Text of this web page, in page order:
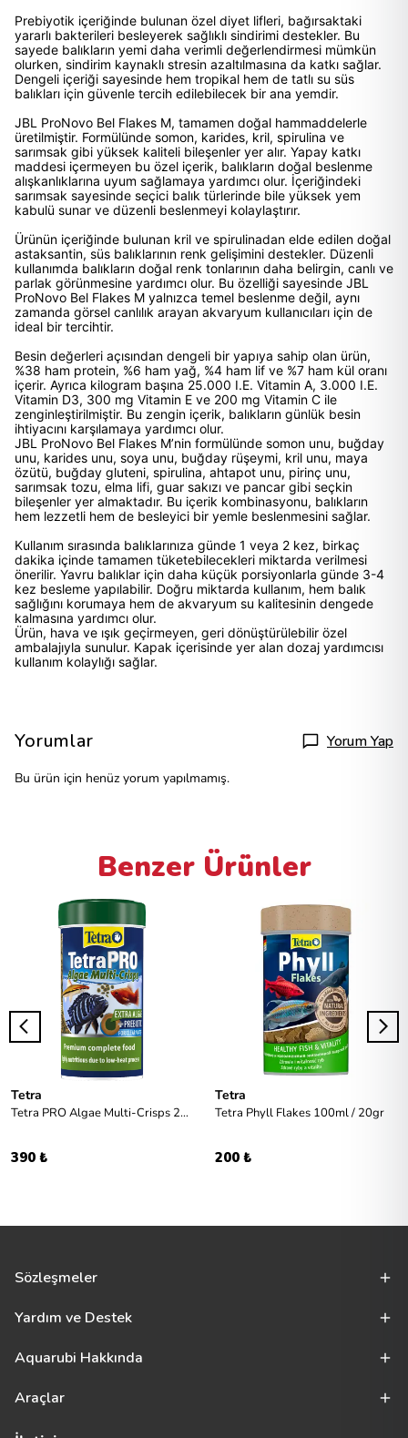
Prebiyotik içeriğinde bulunan özel diyet lifleri, bağırsaktaki
yararlı bakterileri besleyerek sağlıklı sindirimi destekler. Bu
sayede balıkların yemi daha verimli değerlendirmesi mümkün
olurken, sindirim kaynaklı stresin azaltılmasına da katkı sağlar.
Dengeli içeriği sayesinde hem tropikal hem de tatlı su süs
balıkları için güvenle tercih edilebilecek bir ana yemdir.
JBL ProNovo Bel Flakes M, tamamen doğal hammaddelerle
üretilmiştir. Formülünde somon, karides, kril, spirulina ve
sarımsak gibi yüksek kaliteli bileşenler yer alır. Yapay katkı
maddesi içermeyen bu özel içerik, balıkların doğal beslenme
alışkanlıklarına uyum sağlamaya yardımcı olur. İçeriğindeki
sarımsak sayesinde seçici balık türlerinde bile yüksek yem
kabulü sunar ve düzenli beslenmeyi kolaylaştırır.
Ürünün içeriğinde bulunan kril ve spirulinadan elde edilen doğal
astaksantin, süs balıklarının renk gelişimini destekler. Düzenli
kullanımda balıkların doğal renk tonlarının daha belirgin, canlı ve
parlak görünmesine yardımcı olur. Bu özelliği sayesinde JBL
ProNovo Bel Flakes M yalnızca temel beslenme değil, aynı
zamanda görsel canlılık arayan akvaryum kullanıcıları için de
ideal bir tercihtir.
Besin değerleri açısından dengeli bir yapıya sahip olan ürün,
%38 ham protein, %6 ham yağ, %4 ham lif ve %7 ham kül oranı
içerir. Ayrıca kilogram başına 25.000 I.E. Vitamin A, 3.000 I.E.
Vitamin D3, 300 mg Vitamin E ve 200 mg Vitamin C ile
zenginleştirilmiştir. Bu zengin içerik, balıkların günlük besin
ihtiyacını karşılamaya yardımcı olur.
JBL ProNovo Bel Flakes M’nin formülünde somon unu, buğday
unu, karides unu, soya unu, buğday rüşeymi, kril unu, maya
özütü, buğday gluteni, spirulina, ahtapot unu, pirinç unu,
sarımsak tozu, elma lifi, guar sakızı ve pancar gibi seçkin
bileşenler yer almaktadır. Bu içerik kombinasyonu, balıkların
hem lezzetli hem de besleyici bir yemle beslenmesini sağlar.
Kullanım sırasında balıklarınıza günde 1 veya 2 kez, birkaç
dakika içinde tamamen tüketebilecekleri miktarda verilmesi
önerilir. Yavru balıklar için daha küçük porsiyonlarla günde 3-4
kez besleme yapılabilir. Doğru miktarda kullanım, hem balık
sağlığını korumaya hem de akvaryum su kalitesinin dengede
kalmasına yardımcı olur.
Ürün, hava ve ışık geçirmeyen, geri dönüştürülebilir özel
ambalajıyla sunulur. Kapak içerisinde yer alan dozaj yardımcısı
kullanım kolaylığı sağlar.
Yorumlar Yorum Yap
Bu ürün için henüz yorum yapılmamış.
Benzer Ürünler
Tetra
Tetra PRO Algae Multi-Crisps 250ml / 45gr
390 ₺
Tetra
Tetra Phyll Flakes 100ml / 20gr
200 ₺
Sözleşmeler
Yardım ve Destek
Aquarubi Hakkında
Araçlar